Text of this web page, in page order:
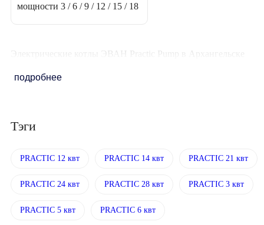
мощности 3 / 6 / 9 / 12 / 15 / 18
Электрические котлы ЭВАН Practic Pump в Архангельске
подробнее
Тэги
PRACTIC 12 квт PRACTIC 14 квт PRACTIC 21 квт
PRACTIC 24 квт PRACTIC 28 квт PRACTIC 3 квт
PRACTIC 5 квт PRACTIC 6 квт